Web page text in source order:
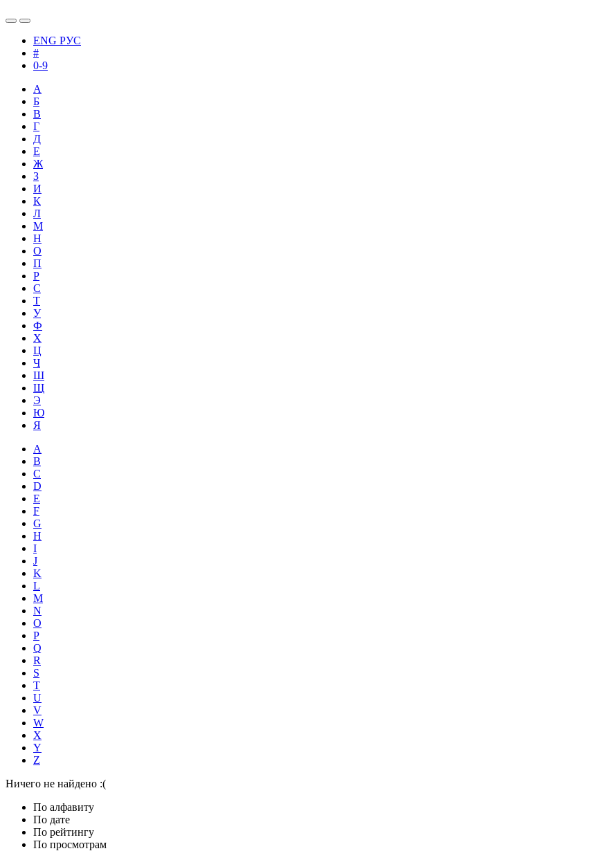
ENG РУС
#
0-9
А
Б
В
Г
Д
Е
Ж
З
И
К
Л
М
Н
О
П
Р
С
Т
У
Ф
Х
Ц
Ч
Ш
Щ
Э
Ю
Я
A
B
C
D
E
F
G
H
I
J
K
L
M
N
O
P
Q
R
S
T
U
V
W
X
Y
Z
Ничего не найдено :(
По алфавиту
По дате
По рейтингу
По просмотрам